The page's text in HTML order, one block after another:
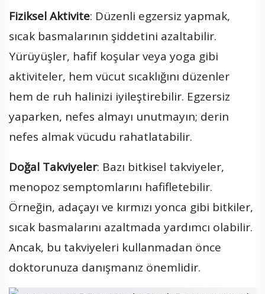
Fiziksel Aktivite: Düzenli egzersiz yapmak,
sıcak basmalarının şiddetini azaltabilir.
Yürüyüşler, hafif koşular veya yoga gibi
aktiviteler, hem vücut sıcaklığını düzenler
hem de ruh halinizi iyileştirebilir. Egzersiz
yaparken, nefes almayı unutmayın; derin
nefes almak vücudu rahatlatabilir.
Doğal Takviyeler: Bazı bitkisel takviyeler,
menopoz semptomlarını hafifletebilir.
Örneğin, adaçayı ve kırmızı yonca gibi bitkiler,
sıcak basmalarını azaltmada yardımcı olabilir.
Ancak, bu takviyeleri kullanmadan önce
doktorunuza danışmanız önemlidir.